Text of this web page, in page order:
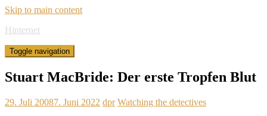
Skip to main content
Hinternet
Toggle navigation
Stuart MacBride: Der erste Tropfen Blut
29. Juli 20087. Juni 2022 dpr Watching the detectives